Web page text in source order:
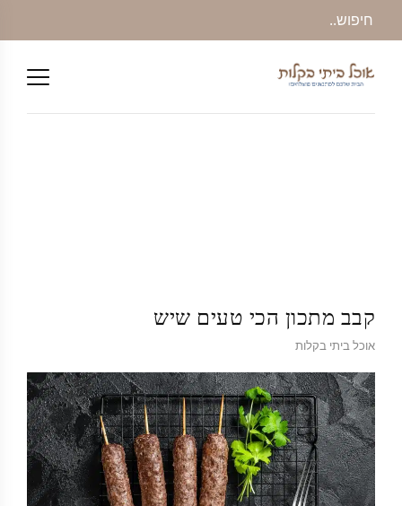
קבב מתכון הכי טעים שיש
אוכל ביתי בקלות